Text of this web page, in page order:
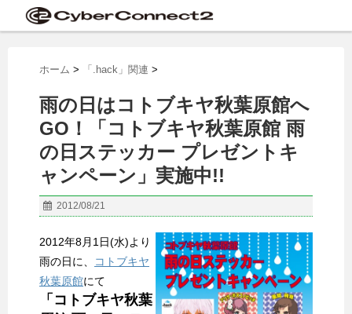
ホーム > 「.hack」関連 >
雨の日はコトブキヤ秋葉原館へ
GO！「コトブキヤ秋葉原館 雨
の日ステッカー プレゼントキ
ャンペーン」実施中!!
2012/08/21
2012年8月1日(水)より
雨の日に、
コトブキヤ
秋葉原館にて
「コトブキヤ秋葉